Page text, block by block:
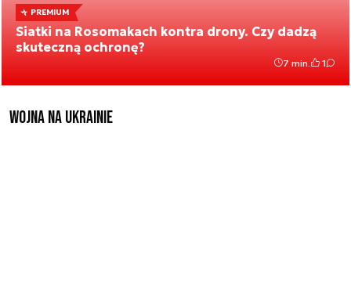
PREMIUM
Siatki na Rosomakach kontra drony. Czy dadzą
skuteczną ochronę?
7 min. 1
Wojna na Ukrainie